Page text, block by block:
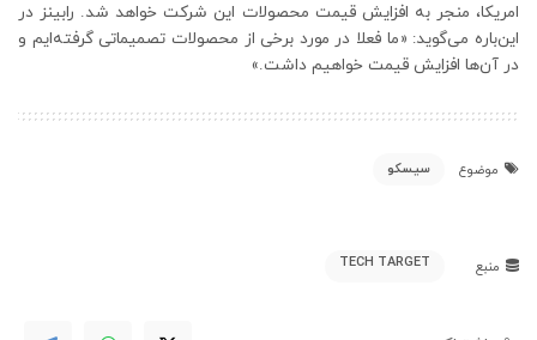
امریکا، منجر به افزایش قیمت محصولات این شرکت خواهد شد. رابینز در
این‌باره می‌گوید: «ما فعلا در مورد برخی از محصولات تصمیماتی گرفته‌ایم و
در آن‌ها افزایش قیمت خواهیم داشت.»
موضوع سیسکو
منبع TECH TARGET